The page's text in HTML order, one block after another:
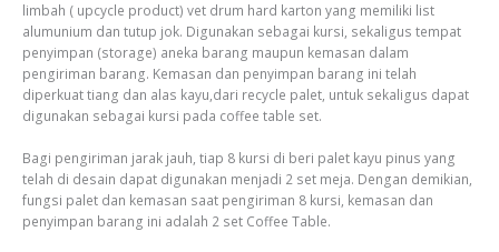
limbah ( upcycle product) vet drum hard karton yang memiliki list
alumunium dan tutup jok. Digunakan sebagai kursi, sekaligus tempat
penyimpan (storage) aneka barang maupun kemasan dalam
pengiriman barang. Kemasan dan penyimpan barang ini telah
diperkuat tiang dan alas kayu,dari recycle palet, untuk sekaligus dapat
digunakan sebagai kursi pada coffee table set.
Bagi pengiriman jarak jauh, tiap 8 kursi di beri palet kayu pinus yang
telah di desain dapat digunakan menjadi 2 set meja. Dengan demikian,
fungsi palet dan kemasan saat pengiriman 8 kursi, kemasan dan
penyimpan barang ini adalah 2 set Coffee Table.